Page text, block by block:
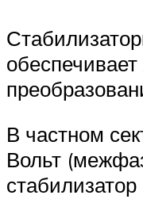
В частном
Вольт